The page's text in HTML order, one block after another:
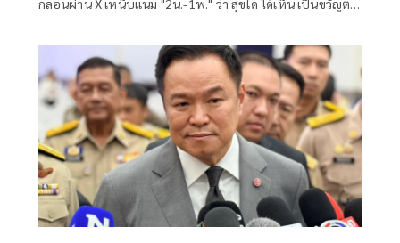
กลอนผ่าน X เหน็บแนม "2น.-1พ." ว่า สุขใด ได้เห็น เป็นขวัญตา